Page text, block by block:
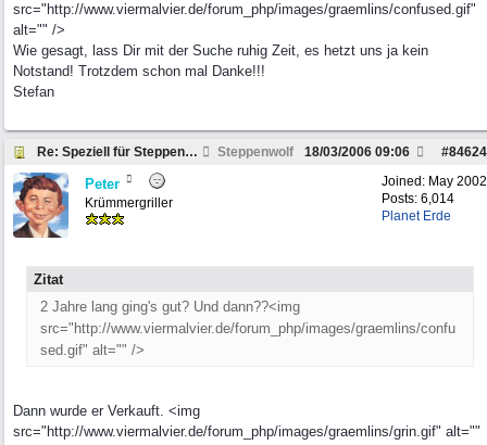
src="http://www.viermalvier.de/forum_php/images/graemlins/confused.gif"
alt="" />
Wie gesagt, lass Dir mit der Suche ruhig Zeit, es hetzt uns ja kein
Notstand! Trotzdem schon mal Danke!!!
Stefan
Re: Speziell für Steppenwolf und andere Pickup Fre Steppenwolf #84624
18/03/2006 09:06
Joined: May 2002
Posts: 6,014
Planet Erde
Peter
Krümmergriller
Zitat
2 Jahre lang ging's gut? Und dann??<img
src="http://www.viermalvier.de/forum_php/images/graemlins/confu
sed.gif" alt="" />
Dann wurde er Verkauft. <img
src="http://www.viermalvier.de/forum_php/images/graemlins/grin.gif" alt=""